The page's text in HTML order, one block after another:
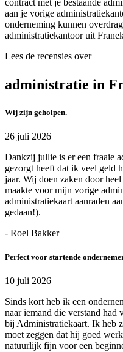
aan je vorige
onderneming kunnen
administratiekantoor uit
Lees de recensies over
administratie in
Wij zijn geholpen.
26 juli 2026
Dankzij jullie is er een fraaie
gezorgt heeft dat ik veel geld
jaar. Wij doen zaken door
maakte voor mijn vorige
administratiekaart aanraden
gedaan!).
- Roel Bakker
Perfect voor startende
10 juli 2026
Sinds kort heb ik een
naar iemand die verstand
bij Administratiekaart. Ik heb
moet zeggen dat hij goed
natuurlijk fijn voor een